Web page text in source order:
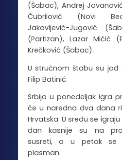
(Šabac), Andrej
Čubrilović (Novi
Jakovljević-Jugović
(Partizan), Lazar Mićić
Krečković (Šabac).
U stručnom štabu su jođ
Filip Batinić.
Srbija u ponedeljak igra
će u naredna dva dana
Hrvatska. U sredu se
dan kasnije su na
susreti, a u petak se
plasman.